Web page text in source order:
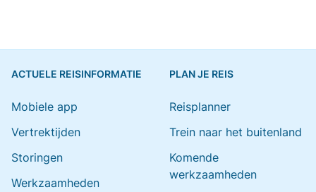
ACTUELE REISINFORMATIE
Mobiele app
Vertrektijden
Storingen
Werkzaamheden
PLAN JE REIS
Reisplanner
Trein naar het buitenland
Komende
werkzaamheden